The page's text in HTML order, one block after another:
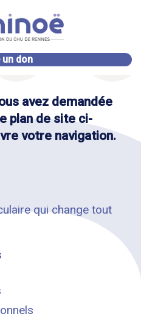
un don
avez demandée
plan de site ci-
votre navigation.
qui change tout